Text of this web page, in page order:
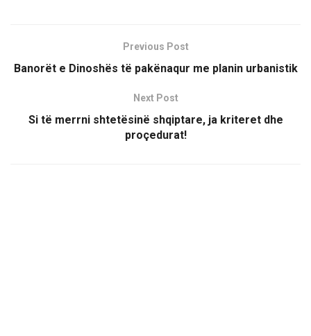
Previous Post
Banorët e Dinoshës të pakënaqur me planin urbanistik
Next Post
Si të merrni shtetësinë shqiptare, ja kriteret dhe
proçedurat!